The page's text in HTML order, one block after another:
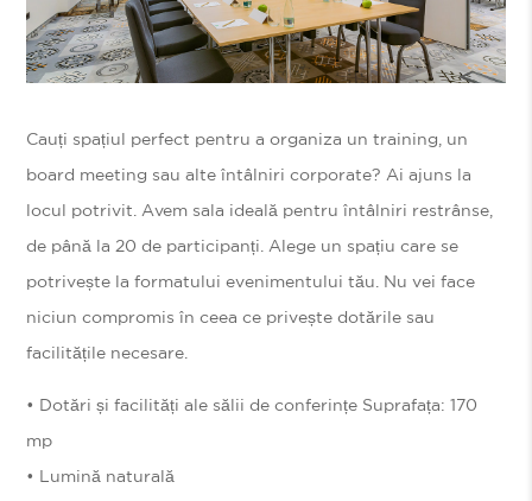
Cauți spațiul perfect pentru a organiza un training, un
board meeting sau alte întâlniri corporate? Ai ajuns la
locul potrivit. Avem sala ideală pentru întâlniri restrânse,
de până la 20 de participanți. Alege un spațiu care se
potrivește la formatului evenimentului tău. Nu vei face
niciun compromis în ceea ce privește dotările sau
facilitățile necesare.
• Dotări și facilități ale sălii de conferințe Suprafața: 170
mp
• Lumină naturală